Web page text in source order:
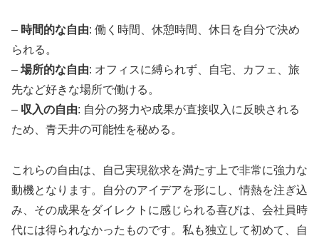
– 時間的な自由: 働く時間、休憩時間、休日を自分で決め
られる。
– 場所的な自由: オフィスに縛られず、自宅、カフェ、旅
先など好きな場所で働ける。
– 収入の自由: 自分の努力や成果が直接収入に反映される
ため、青天井の可能性を秘める。
これらの自由は、自己実現欲求を満たす上で非常に強力な
動機となります。自分のアイデアを形にし、情熱を注ぎ込
み、その成果をダイレクトに感じられる喜びは、会社員時
代には得られなかったものです。私も独立して初めて、自